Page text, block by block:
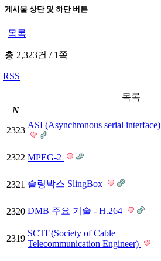
게시물 상단 및 하단 버튼
목록
총 2,323건 /1쪽
RSS
목록
N
2323
ASI (Asynchronous serial interface)
2322 MPEG-2
2321 슬링박스 SlingBox
2320 DMB 주요 기술 - H.264
2319
SCTE(Society of Cable
Telecommunication Engineer)